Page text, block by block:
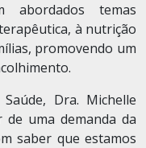
abordados temas
à nutrição
promovendo um
Dra. Michelle
uma demanda da
saber que estamos